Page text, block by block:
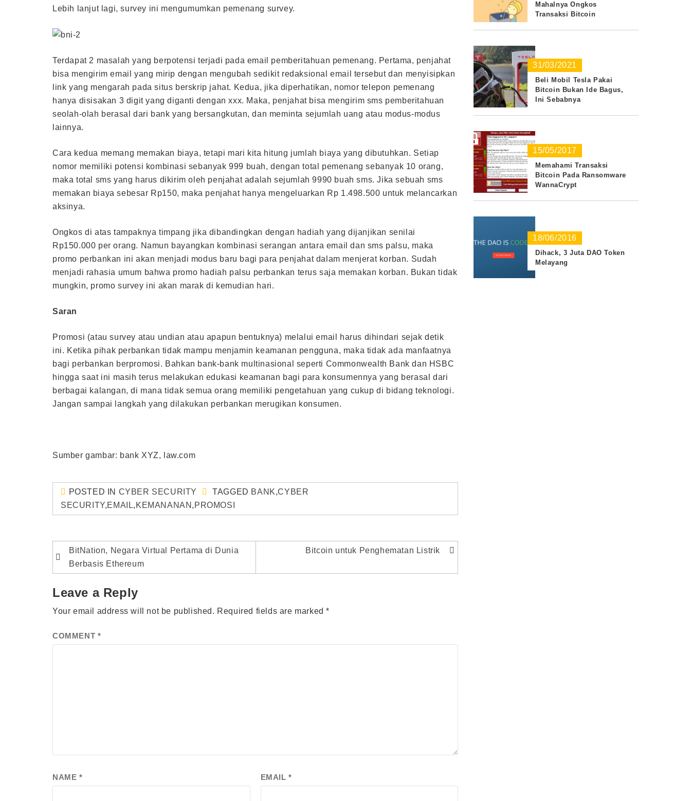
Lebih lanjut lagi, survey ini mengumumkan pemenang survey.
Terdapat 2 masalah yang berpotensi terjadi pada email pemberitahuan pemenang. Pertama, penjahat
bisa mengirim email yang mirip dengan mengubah sedikit redaksional email tersebut dan menyisipkan
link yang mengarah pada situs berskrip jahat. Kedua, jika diperhatikan, nomor telepon pemenang
hanya disisakan 3 digit yang diganti dengan xxx. Maka, penjahat bisa mengirim sms pemberitahuan
seolah-olah berasal dari bank yang bersangkutan, dan meminta sejumlah uang atau modus-modus
lainnya.
Cara kedua memang memakan biaya, tetapi mari kita hitung jumlah biaya yang dibutuhkan. Setiap
nomor memiliki potensi kombinasi sebanyak 999 buah, dengan total pemenang sebanyak 10 orang,
maka total sms yang harus dikirim oleh penjahat adalah sejumlah 9990 buah sms. Jika sebuah sms
memakan biaya sebesar Rp150, maka penjahat hanya mengeluarkan Rp 1.498.500 untuk melancarkan
aksinya.
Ongkos di atas tampaknya timpang jika dibandingkan dengan hadiah yang dijanjikan senilai
Rp150.000 per orang. Namun bayangkan kombinasi serangan antara email dan sms palsu, maka
promo perbankan ini akan menjadi modus baru bagi para penjahat dalam menjerat korban. Sudah
menjadi rahasia umum bahwa promo hadiah palsu perbankan terus saja memakan korban. Bukan tidak
mungkin, promo survey ini akan marak di kemudian hari.
Saran
Promosi (atau survey atau undian atau apapun bentuknya) melalui email harus dihindari sejak detik
ini. Ketika pihak perbankan tidak mampu menjamin keamanan pengguna, maka tidak ada manfaatnya
bagi perbankan berpromosi. Bahkan bank-bank multinasional seperti Commonwealth Bank dan HSBC
hingga saat ini masih terus melakukan edukasi keamanan bagi para konsumennya yang berasal dari
berbagai kalangan, di mana tidak semua orang memiliki pengetahuan yang cukup di bidang teknologi.
Jangan sampai langkah yang dilakukan perbankan merugikan konsumen.
Sumber gambar: bank XYZ, law.com
POSTED IN CYBER SECURITY TAGGED BANK,CYBER
SECURITY,EMAIL, KEMANANAN , PROMOSI
Post
navigation
BitNation, Negara Virtual Pertama di Dunia
Berbasis Ethereum
Bitcoin untuk Penghematan Listrik
Leave a Reply
Your email address will not be published. Required fields are marked*
COMMENT *
NAME * EMAIL*
Mahalnya Ongkos
Transaksi Bitcoin
31/03/2021
Beli Mobil Tesla Pakai
Bitcoin Bukan Ide Bagus,
Ini Sebabnya
15/05/2017
Memahami Transaksi
Bitcoin Pada Ransomware
WannaCrypt
18/06/2016
Dihack, 3 Juta DAO Token
Melayang